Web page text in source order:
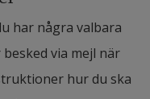
har några valbara
via mejl när
hur du ska